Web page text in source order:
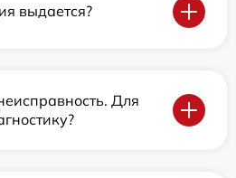
выдается?
Для